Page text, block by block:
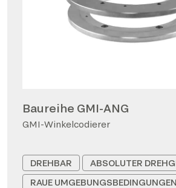
Baureihe GMI-ANG
GMI-Winkelcodierer
DREHBAR
ABSOLUTER
RAUE UMGEBUNGSBEDINGUNGEN